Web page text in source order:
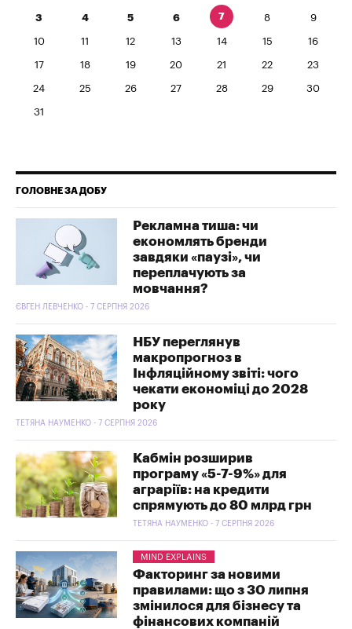
3 4 5 6 7 8 9
10 11 12 13 14 15 16
17 18 19 20 21 22 23
24 25 26 27 28 29 30
31
ГОЛОВНЕ ЗА ДОБУ
Рекламна тиша: чи
економлять бренди
завдяки «паузі», чи
переплачують за
мовчання?
ЄВГЕН ЛЕВЧЕНКО - 7 СЕРПНЯ 2026
НБУ переглянув
макропрогноз в
Інфляційному звіті: чого
чекати економіці до 2028
року
ТЕТЯНА НАУМЕНКО - 7 СЕРПНЯ 2026
Кабмін розширив
програму «5-7-9%» для
аграріїв: на кредити
спрямують до 80 млрд грн
ТЕТЯНА НАУМЕНКО - 7 СЕРПНЯ 2026
MIND EXPLAINS
Факторинг за новими
правилами: що з 30 липня
змінилося для бізнесу та
фінансових компаній